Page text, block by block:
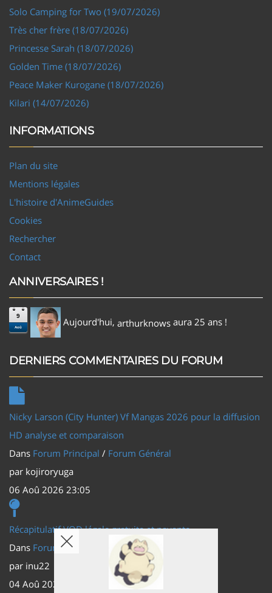
Solo Camping for Two (19/07/2026)
Très cher frère (18/07/2026)
Princesse Sarah (18/07/2026)
Golden Time (18/07/2026)
Peace Maker Kurogane (18/07/2026)
Kilari (14/07/2026)
INFORMATIONS
Plan du site
Mentions légales
L'histoire d'AnimeGuides
Cookies
Rechercher
Contact
ANNIVERSAIRES !
9
Aoû Aujourd'hui, arthurknows aura 25 ans !
DERNIERS COMMENTAIRES DU FORUM
Nicky Larson (City Hunter) Vf Mangas 2026 pour la diffusion
HD analyse et comparaison
Dans Forum Principal / Forum Général
par kojiroryuga
06 Aoû 2026 23:05
Récapitulatif VOD légale gratuite et payante
Dans Forum Principal
Actus (TV, vidéo, web)
par inu22
04 Aoû 2026 20:30